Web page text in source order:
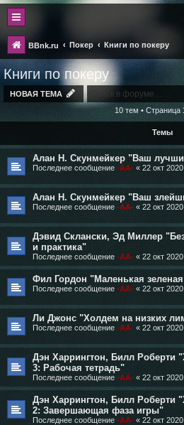
BBnk.ru Покер Книги по покеру
Книги по покеру
НОВАЯ ТЕМА
10 тем • Страница
Темы
Алан Н. Скунмейкер "Ваш
Последнее сообщение -AA- « 22 окт
Алан Н. Скунмейкер "Ваш
Последнее сообщение -AA- « 22 окт
Дэвид Склански, Эд Миллер
и практика"
Последнее сообщение -AA- « 22 окт
Фил Гордон "Маленькая зеленая
Последнее сообщение -AA- « 22 окт
Ли Джонс "Холдем на низких
Последнее сообщение -AA- « 22 окт
Дэн Харрингтон, Билл Роберти
3: Рабочая тетрадь"
Последнее сообщение -AA- « 22 окт
Дэн Харрингтон, Билл Роберти
2: Завершающая фаза игры"
Последнее сообщение -AA- « 22 окт